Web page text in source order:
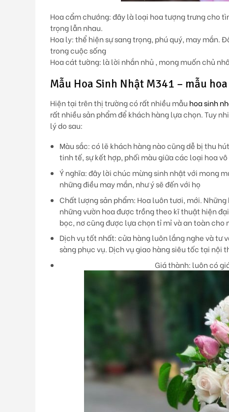
Hoa cẩm chướng: đây là loại hoa tượng trưng cho
trọng lẫn nhau.
Hoa ly: thể hiện sự sang trọng, phú quý, may mắn.
trong cuộc sống
Hoa cát tường: là lời nhắn nhủ , mong muốn chủ
Mẫu Hoa Sinh Nhật M341 – mẫu
Hiện tại trên thị trường có rất nhiều mẫu hoa sinh
rất nhiều sản phẩm để khách hàng lựa chọn. Tuy
lý do sau:
Màu sắc:có lẽ khách hàng nào cũng dễ bị thu
tinh tế, sự kết hợp, phối màu giữa các loại hoa
Ý nghĩa:đây lời chúc mừng sinh nhật với mong
những điều may mắn, như ý sẽ đến với họ
Chất lượng sản phẩm: Hoa luôn tươi, mới.
những vườn hoa được trồng theo kĩ thuật hiện
bọc, nơ cũng được lựa chọn tỉ mỉ và an toàn cho
Dịch vụ tốt nhất:cửa hàng luôn lắng nghe và tư
sàng phục vụ. Dịch vụ giao hàng siêu tốc tại nội
Giá thành: luôn có